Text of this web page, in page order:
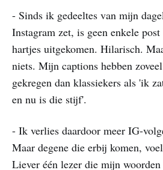
- Sinds ik gedeeltes van mijn
Instagram zet, is geen enkele
hartjes uitgekomen. Hilarisch.
niets. Mijn captions hebben
gekregen dan klassiekers als 'ik
en nu is die stijf'.
- Ik verlies daardoor meer IG-
Maar degene die erbij komen,
Liever één lezer die mijn